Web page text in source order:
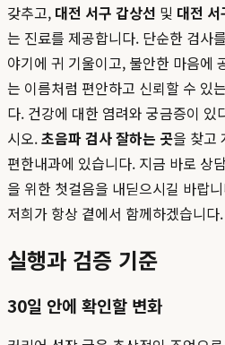
갖추고, 대전 서구 갑상선 및 대전 서
는 진료를 제공합니다. 단순한 검사
야기에 귀 기울이고, 불안한 마음에
는 이름처럼 편안하고 신뢰할 수 있
다. 건강에 대한 염려와 궁금증이 있
시오.초음파 검사 잘하는 곳을 찾고
편한내과에 있습니다. 지금 바로 상
을 위한 첫걸음을 내딛으시길 바랍
저희가 항상 곁에서 함께하겠습니다.
실행과 검증 기준
30일 안에 확인할 변화